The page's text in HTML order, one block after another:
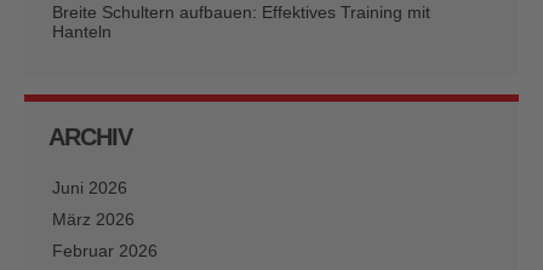
Breite Schultern aufbauen: Effektives Training mit
Hanteln
ARCHIV
Juni 2026
März 2026
Februar 2026